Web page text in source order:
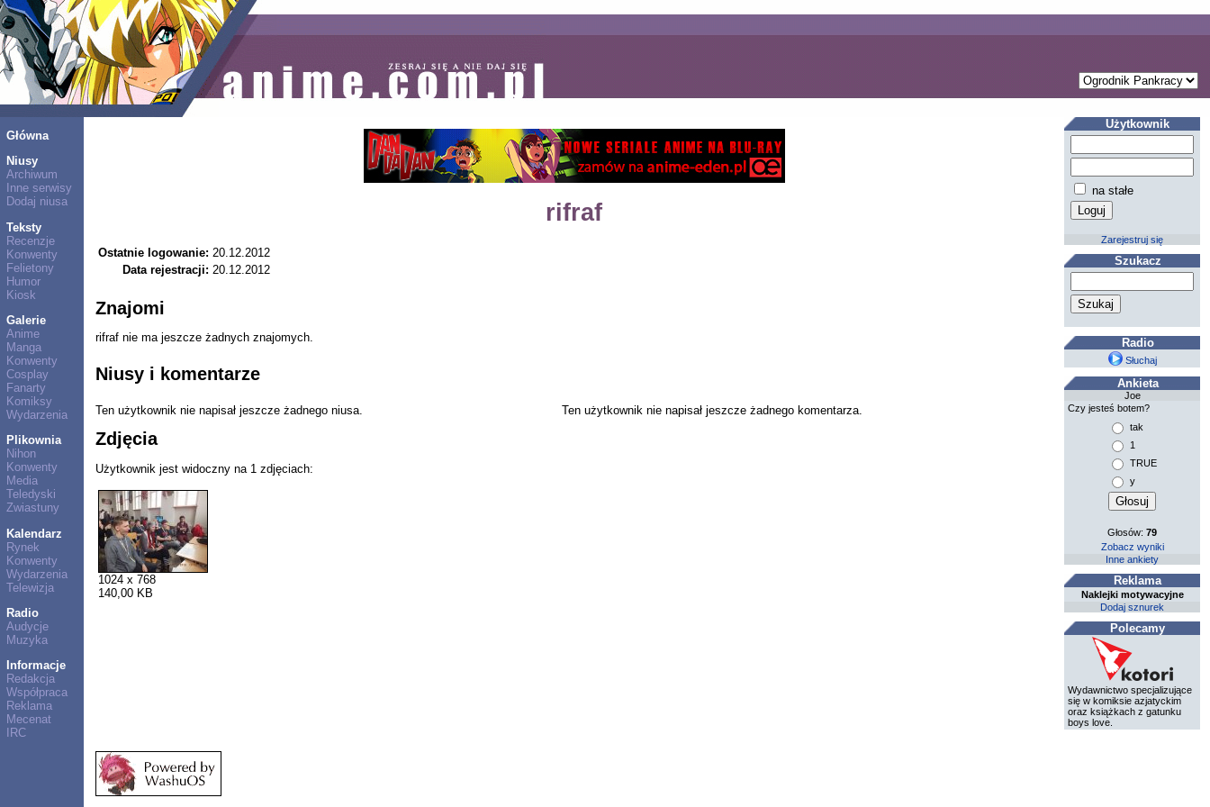
Główna
Niusy
Archiwum
Inne serwisy
Dodaj niusa
Teksty
Recenzje
Konwenty
Felietony
Humor
Kiosk
Galerie
Anime
Manga
Konwenty
Cosplay
Fanarty
Komiksy
Wydarzenia
Plikownia
Nihon
Konwenty
Media
Teledyski
Zwiastuny
Kalendarz
Rynek
Konwenty
Wydarzenia
Telewizja
Radio
Audycje
Muzyka
Informacje
Redakcja
Współpraca
Reklama
Mecenat
IRC
rifraf
Ostatnie logowanie: 20.12.2012
Data rejestracji: 20.12.2012
Znajomi
rifraf nie ma jeszcze żadnych znajomych.
Niusy i komentarze
Ten użytkownik nie napisał jeszcze żadnego niusa. Ten użytkownik nie napisał jeszcze żadnego komentarza.
Zdjęcia
Użytkownik jest widoczny na 1 zdjęciach:
1024 x 768
140,00 KB
Użytkownik
na stałe
Zarejestruj się
Szukacz
Radio
Słuchaj
Ankieta
Joe
Czy jesteś botem?
tak
1
TRUE
y
Głosów:79
Zobacz wyniki
Inne ankiety
Reklama
Naklejki motywacyjne
Dodaj sznurek
Polecamy
Wydawnictwo specjalizujące
się w komiksie azjatyckim
oraz książkach z gatunku
boys love.